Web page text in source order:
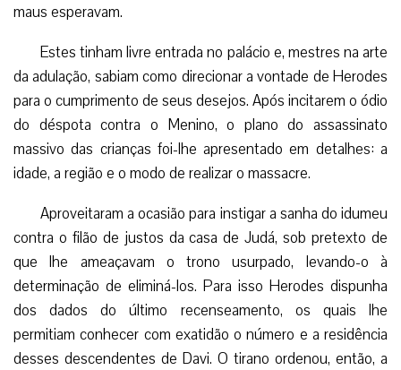
maus esperavam.
Estes tinham livre entrada no palácio e, mestres na arte
da adulação, sabiam como direcionar a vontade de Herodes
para o cumprimento de seus desejos. Após incitarem o ódio
do déspota contra o Menino, o plano do assassinato
massivo das crianças foi-lhe apresentado em detalhes: a
idade, a região e o modo de realizar o massacre.
Aproveitaram a ocasião para instigar a sanha do idumeu
contra o filão de justos da casa de Judá, sob pretexto de
que lhe ameaçavam o trono usurpado, levando-o à
determinação de eliminá-los. Para isso Herodes dispunha
dos dados do último recenseamento, os quais lhe
permitiam conhecer com exatidão o número e a residência
desses descendentes de Davi. O tirano ordenou, então, a